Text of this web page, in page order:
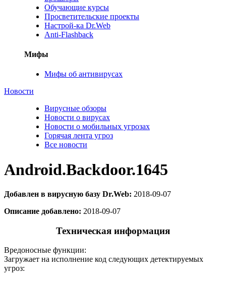
Обучающие курсы
Просветительские проекты
Настрой-ка Dr.Web
Anti-Flashback
Мифы
Мифы об антивирусах
Новости
Вирусные обзоры
Новости о вирусах
Новости о мобильных угрозах
Горячая лента угроз
Все новости
Android.Backdoor.1645
Добавлен в вирусную базу Dr.Web: 2018-09-07
Описание добавлено: 2018-09-07
Техническая информация
Вредоносные функции:
Загружает на исполнение код следующих детектируемых
угроз: